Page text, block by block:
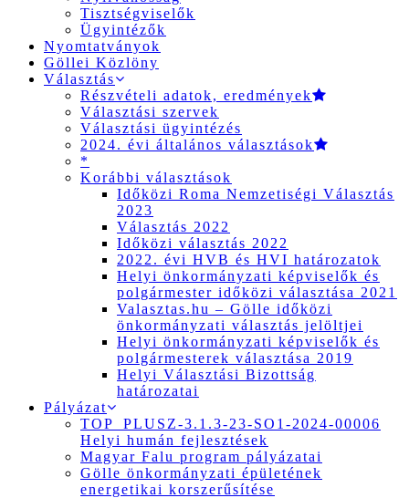
Tisztségviselők
Ügyintézők
Nyomtatványok
Göllei Közlöny
Választás
Részvételi adatok, eredmények
Választási szervek
Választási ügyintézés
2024. évi általános választások
*
Korábbi választások
Időközi Roma Nemzetiségi Választás
2023
Választás 2022
Időközi választás 2022
2022. évi HVB és HVI határozatok
Helyi önkormányzati képviselők és
polgármester időközi választása 2021
Valasztas.hu – Gölle időközi
önkormányzati választás jelöltjei
Helyi önkormányzati képviselők és
polgármesterek választása 2019
Helyi Választási Bizottság
határozatai
Pályázat
TOP_PLUSZ-3.1.3-23-SO1-2024-00006
Helyi humán fejlesztések
Magyar Falu program pályázatai
Gölle önkormányzati épületének
energetikai korszerűsítése